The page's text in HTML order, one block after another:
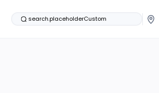
search.placeholderCustom